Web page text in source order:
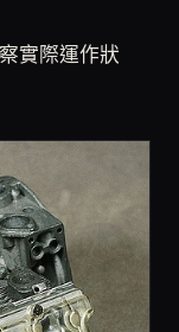
實際運作狀